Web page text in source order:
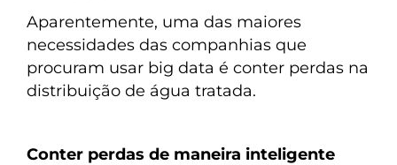
Aparentemente, uma das maiores
necessidades das companhias que
procuram usar big data é conter perdas na
distribuição de água tratada.
Conter perdas de maneira inteligente